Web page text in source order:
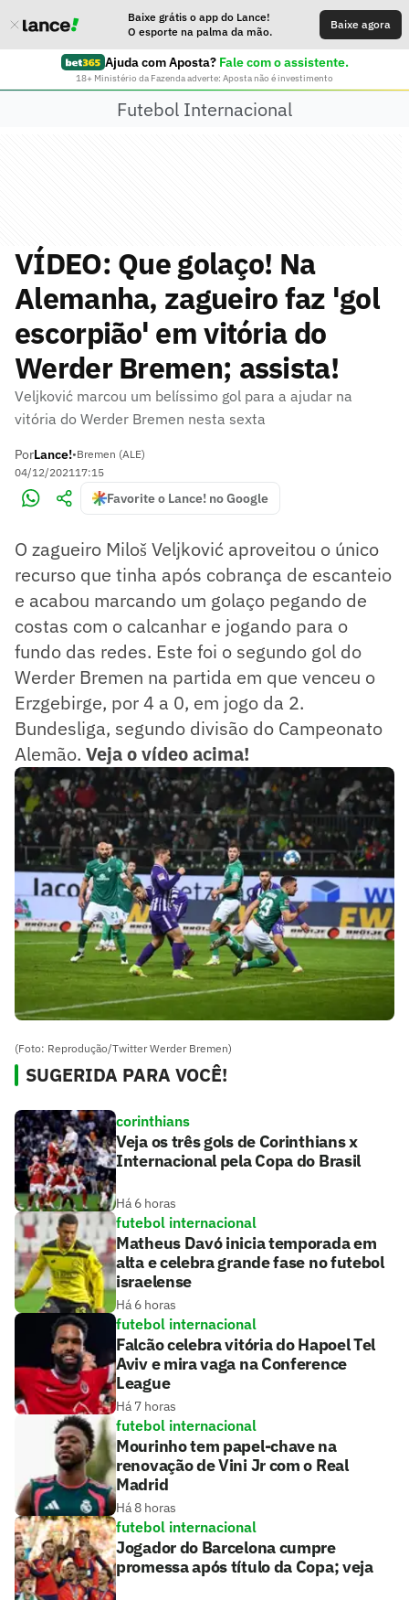
Baixe grátis o app do Lance!
O esporte na palma da mão.
Baixe agora
Ajuda com Aposta? Fale com o assistente.
18+ Ministério da Fazenda adverte: Aposta não é investimento
Futebol Internacional
VÍDEO: Que golaço! Na
Alemanha, zagueiro faz 'gol
escorpião' em vitória do
Werder Bremen; assista!
Veljković marcou um belíssimo gol para a ajudar na
vitória do Werder Bremen nesta sexta
PorLance!•Bremen (ALE)
04/12/202117:15
Favorite o Lance! no Google
O zagueiro Miloš Veljković aproveitou o único
recurso que tinha após cobrança de escanteio
e acabou marcando um golaço pegando de
costas com o calcanhar e jogando para o
fundo das redes. Este foi o segundo gol do
Werder Bremen na partida em que venceu o
Erzgebirge, por 4 a 0, em jogo da 2.
Bundesliga, segundo divisão do Campeonato
Alemão. Veja o vídeo acima!
(Foto: Reprodução/Twitter Werder Bremen)
SUGERIDA PARA VOCÊ!
corinthians
Veja os três gols de Corinthians x
Internacional pela Copa do Brasil
Há 6 horas
futebol internacional
Matheus Davó inicia temporada em
alta e celebra grande fase no futebol
israelense
Há 6 horas
futebol internacional
Falcão celebra vitória do Hapoel Tel
Aviv e mira vaga na Conference
League
Há 7 horas
futebol internacional
Mourinho tem papel-chave na
renovação de Vini Jr com o Real
Madrid
Há 8 horas
futebol internacional
Jogador do Barcelona cumpre
promessa após título da Copa; veja